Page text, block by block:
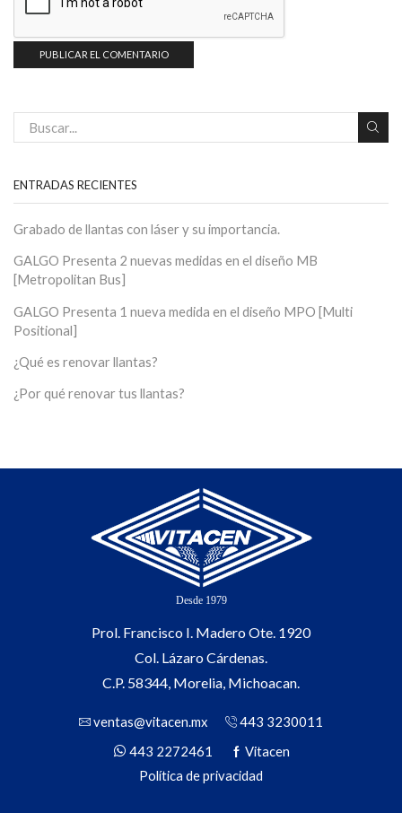
ENTRADAS RECIENTES
Grabado de llantas con láser y su importancia.
GALGO Presenta 2 nuevas medidas en el diseño MB
[Metropolitan Bus]
GALGO Presenta 1 nueva medida en el diseño MPO [Multi
Positional]
¿Qué es renovar llantas?
¿Por qué renovar tus llantas?
Prol. Francisco I. Madero Ote. 1920
Col. Lázaro Cárdenas.
C.P. 58344, Morelia, Michoacan.
ventas@vitacen.mx
443 3230011
443 2272461
Vitacen
Política de privacidad